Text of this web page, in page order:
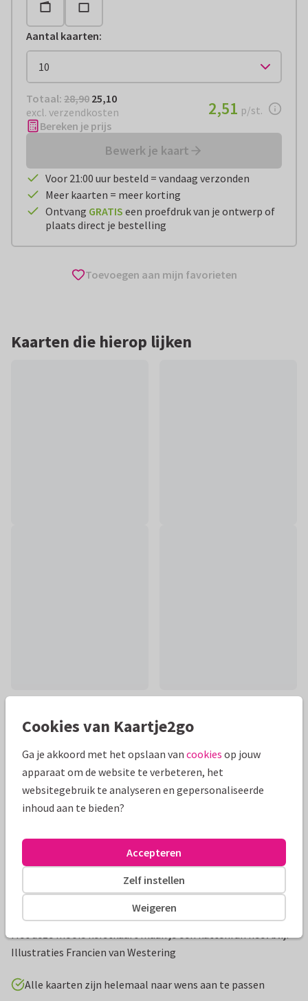
Aantal kaarten:
Totaal: € 25,10
Totaal: 28,90 25,10
excl. verzendkosten
€ 2,51 per stuk
2,51 p/st.
Bereken je prijs
Bewerk je kaart
Voor 21:00 uur besteld = vandaag verzonden
Meer kaarten = meer korting
Ontvang GRATIS een proefdruk van je ontwerp of
plaats direct je bestelling
Toevoegen aan mijn favorieten
Kaarten die hierop lijken
Mooie extra's bij je kaart
Met deze mooie kerstkaart maak je een kattenfan heel blij!
Illustraties Francien van Westering
Alle kaarten zijn helemaal naar wens aan te passen
Cookies van Kaartje2go
Ga je akkoord met het opslaan van cookies op jouw
apparaat om de website te verbeteren, het
websitegebruik te analyseren en gepersonaliseerde
inhoud aan te bieden?
Weigeren
Zelf instellen
Accepteren